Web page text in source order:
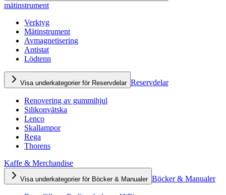
mätinstrument
Verktyg
Mätinstrument
Avmagnetisering
Antistat
Lödtenn
Visa underkategorier för Reservdelar Reservdelar
Renovering av gummihjul
Silikonvätska
Lenco
Skallampor
Rega
Thorens
Kaffe & Merchandise
Visa underkategorier för Böcker & Manualer Böcker & Manualer